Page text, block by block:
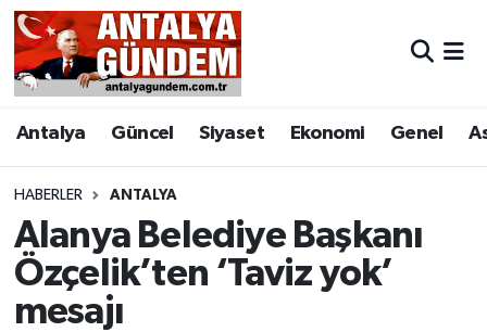
Antalya Güncel Siyaset Ekonomi Genel
HABERLER ANTALYA
Alanya Belediye Başkanı
Özçelik’ten ‘Taviz yok’
mesajı
Antalya
Asayiş
Bilim & Teknoloji
Bölge
EĞİTİM
Antalya Nöbetçi Eczaneler
Antalya Hava Durumu
Antalya Namaz Vakitleri
Antalya Trafik Yoğunluk Haritası
Süper Lig Puan Durumu ve Fikstür